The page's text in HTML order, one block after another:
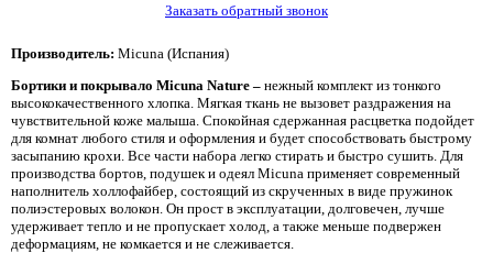
Заказать обратный звонок
Производитель: Micuna (Испания)
Бортики и покрывало Micuna Nature – нежный комплект из тонкого
высококачественного хлопка. Мягкая ткань не вызовет раздражения на
чувствительной коже малыша. Спокойная сдержанная расцветка подойдет
для комнат любого стиля и оформления и будет способствовать быстрому
засыпанию крохи. Все части набора легко стирать и быстро сушить. Для
производства бортов, подушек и одеял Micuna применяет современный
наполнитель холлофайбер, состоящий из скрученных в виде пружинок
полиэстеровых волокон. Он прост в эксплуатации, долговечен, лучше
удерживает тепло и не пропускает холод, а также меньше подвержен
деформациям, не комкается и не слеживается.